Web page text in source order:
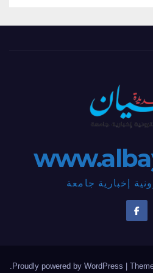
إخبارية جامعة
Proudly powered by WordPress
.